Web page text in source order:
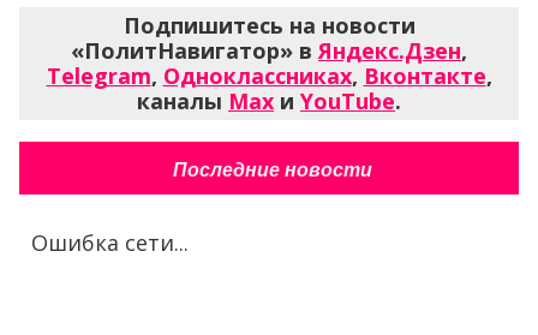
Подпишитесь на новости
«ПолитНавигатор» в Яндекс.Дзен,
Telegram, Одноклассниках, Вконтакте,
каналы Max и YouTube.
Последние новости
Ошибка сети...